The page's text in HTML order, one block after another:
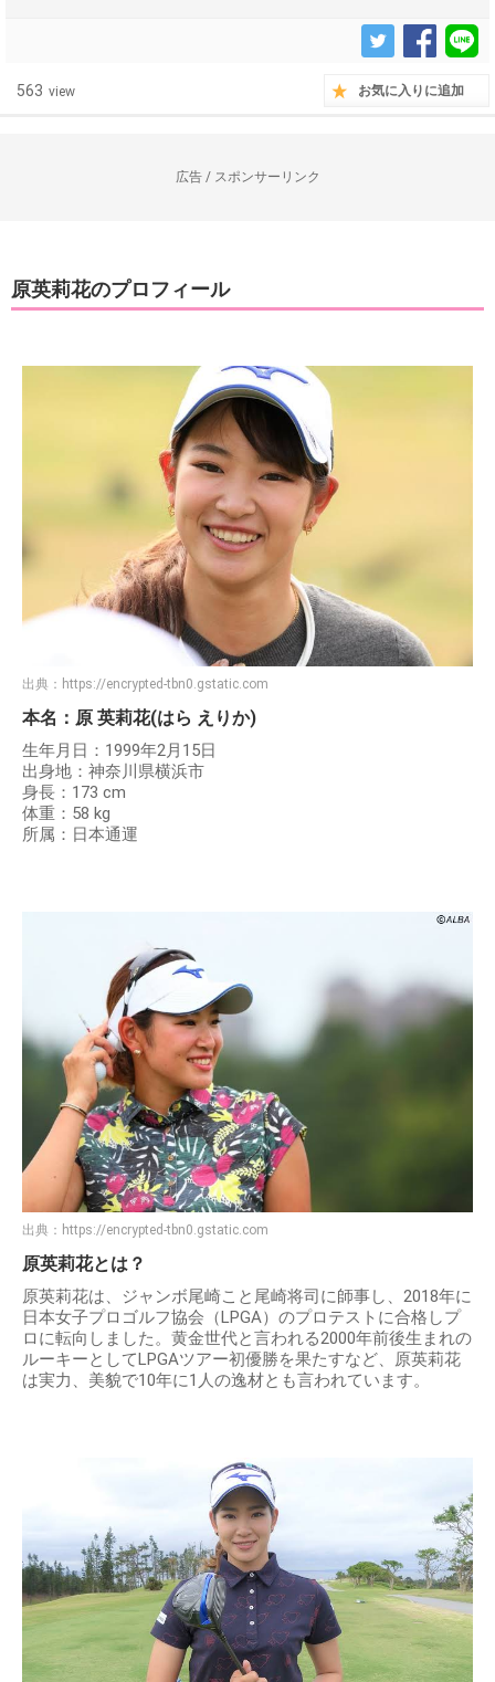
563 view お気に入りに追加
広告 / スポンサーリンク
原英莉花のプロフィール
出典： https://encrypted-tbn0.gstatic.com
本名：原 英莉花(はら えりか)
生年月日：1999年2月15日
出身地：神奈川県横浜市
身長：173 cm
体重：58 kg
所属：日本通運
出典： https://encrypted-tbn0.gstatic.com
原英莉花とは？
原英莉花は、ジャンボ尾崎こと尾崎将司に師事し、2018年に
日本女子プロゴルフ協会（LPGA）のプロテストに合格しプ
ロに転向しました。黄金世代と言われる2000年前後生まれの
ルーキーとしてLPGAツアー初優勝を果たすなど、原英莉花
は実力、美貌で10年に1人の逸材とも言われています。